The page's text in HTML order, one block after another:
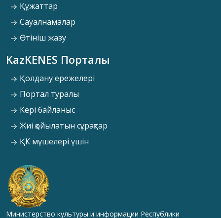
Құжаттар
Сауалнамалар
Өтініш жазу
KazKENES Порталы
Қолдану ережелері
Портал туралы
Кері байланыс
Жиі қойылатын сұрақтар
ҚК мүшелері үшін
Министерство культуры и информации Республики